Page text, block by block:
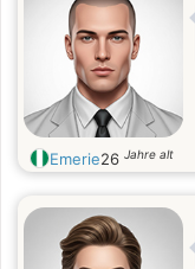
Emerie26 Jahre alt